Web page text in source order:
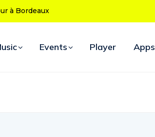
ans : le programme des soirées d’ouverture
Events Player Apps